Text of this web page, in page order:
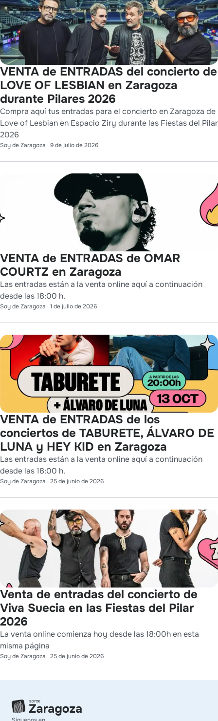
VENTA de ENTRADAS del concierto de
LOVE OF LESBIAN en Zaragoza
durante Pilares 2026
Compra aquí tus entradas para el concierto en Zaragoza de
Love of Lesbian en Espacio Ziry durante las Fiestas del Pilar
2026
Soy de Zaragoza · 9 de julio de 2026
VENTA de ENTRADAS de OMAR
COURTZ en Zaragoza
Las entradas están a la venta online aquí a continuación
desde las 18:00 h.
Soy de Zaragoza · 1 de julio de 2026
VENTA de ENTRADAS de los
conciertos de TABURETE, ÁLVARO DE
LUNA y HEY KID en Zaragoza
Las entradas están a la venta online aquí a continuación
desde las 18:00 h.
Soy de Zaragoza · 25 de junio de 2026
Venta de entradas del concierto de
Viva Suecia en las Fiestas del Pilar
2026
La venta online comienza hoy desde las 18:00h en esta
misma página
Soy de Zaragoza · 25 de junio de 2026